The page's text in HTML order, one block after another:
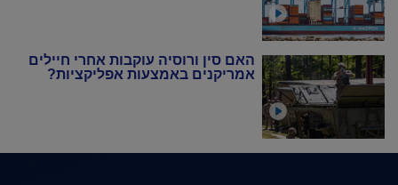
האם סין ורוסיה עוקבות אחרי חיילים
אמריקנים באמצעות אפליקציות?